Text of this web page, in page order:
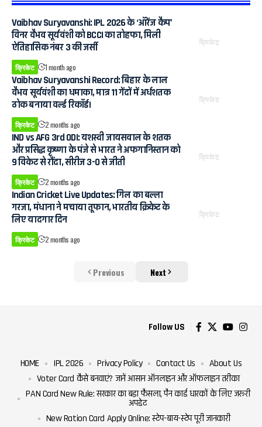
क्रिकेट
Vaibhav Suryavanshi: IPL 2026 के ‘ऑरेंज कैप’
विनर वैभव सूर्यवंशी को BCCI का तोहफा, मिली
ऐतिहासिक नंबर 3 की जर्सी
क्रिकेट 1 month ago
क्रिकेट
Vaibhav Suryavanshi Record: बिहार के लाल
वैभव सूर्यवंशी का धमाका, मात्र 11 गेंदों में अर्धशतक
ठोक बनाया वर्ल्ड रिकॉर्ड।
क्रिकेट 2 months ago
क्रिकेट
IND vs AFG 3rd ODI: यशस्वी जायसवाल के शतक
और प्रसिद्ध कृष्णा के पंजे से भारत ने अफगानिस्तान को
9 विकेट से रौंदा, सीरीज 3-0 से जीती
क्रिकेट 2 months ago
क्रिकेट
Indian Cricket Live Updates: गिल का बल्ला
गरजा, मंधाना ने मचाया तूफान, भारतीय क्रिकेट के
लिए यादगार दिन
क्रिकेट 2 months ago
Previous Next
Follow US
HOME IPL 2026 Privacy Policy Contact Us
About Us
Voter Card कैसे बनवाएं? जानें आसान ऑनलाइन और ऑफलाइन तरीका
PAN Card New Rule: सरकार का बड़ा फैसला, पैन कार्ड धारकों के लिए जरूरी
अपडेट
New Ration Card Apply Online: स्टेप-बाय-स्टेप पूरी जानकारी